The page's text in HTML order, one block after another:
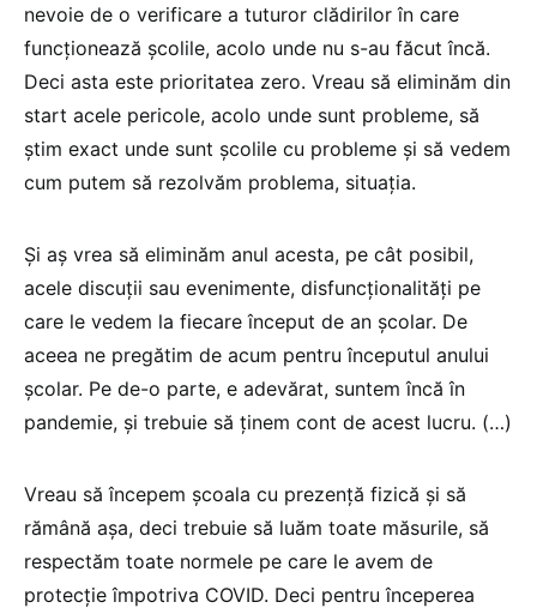
nevoie de o verificare a tuturor clădirilor în care
funcţionează şcolile, acolo unde nu s-au făcut încă.
Deci asta este prioritatea zero. Vreau să eliminăm din
start acele pericole, acolo unde sunt probleme, să
ştim exact unde sunt şcolile cu probleme şi să vedem
cum putem să rezolvăm problema, situaţia.
Şi aş vrea să eliminăm anul acesta, pe cât posibil,
acele discuţii sau evenimente, disfuncţionalităţi pe
care le vedem la fiecare început de an şcolar. De
aceea ne pregătim de acum pentru începutul anului
şcolar. Pe de-o parte, e adevărat, suntem încă în
pandemie, şi trebuie să ţinem cont de acest lucru. (…)
Vreau să începem şcoala cu prezenţă fizică şi să
rămână aşa, deci trebuie să luăm toate măsurile, să
respectăm toate normele pe care le avem de
protecţie împotriva COVID. Deci pentru începerea